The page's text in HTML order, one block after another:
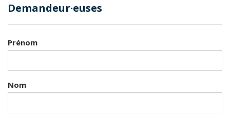
Demandeur·euses
DEMANDEUR·EUSE·S
(NÉCESSAIRE)
Prénom
Nom